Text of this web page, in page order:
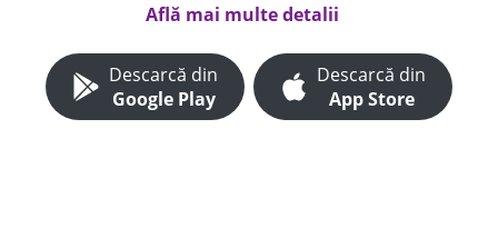
Află mai multe detalii
Descarcă din
Google Play
Descarcă din
App Store